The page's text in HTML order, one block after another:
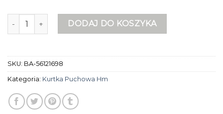
ilość kurtka puchowa hmDODAJ DO KOSZYKA
SKU: BA-56121698
Kategoria: Kurtka Puchowa Hm